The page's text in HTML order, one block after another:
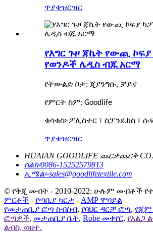
ጥያቄዝርዝር
የእግር ጉዞ ጃኬት የውጪ
የወንዶች ሌዲስ ብጁ አርማ
የትውልድ ቦታ: ጂያንግሱ, ቻይና
የምርት ስም: Goodlife
ቁሳቁስ፦ፖሊስተር ፣ ስፓንዴክስ ፣
ጥያቄዝርዝር
HUAIAN GOODLIFE ጨርቃጨርቅ
ስልክ፡0086-15252579813
ኢሜል፡-sales@goodlifetextile.com
© የቅጂ መብት - 2010-2022: ሁሉም መብቶች
ምርቶች - የጣቢያ ካርታ - AMP ሞባይል
የመታጠቢያ ፎጣ ስብስብ, የባህር ዳርቻ ፎጣ,
ፎጣዎች, መታጠቢያ ቤት, Robe መቀየር, የአልጋ
ልብስ, ወዘተ.